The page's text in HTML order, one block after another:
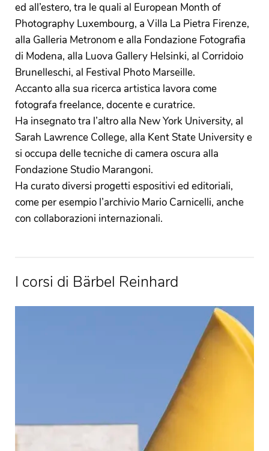
ed all’estero, tra le quali al European Month of
Photography Luxembourg, a Villa La Pietra Firenze,
alla Galleria Metronom e alla Fondazione Fotografia
di Modena, alla Luova Gallery Helsinki, al Corridoio
Brunelleschi, al Festival Photo Marseille.
Accanto alla sua ricerca artistica lavora come
fotografa freelance, docente e curatrice.
Ha insegnato tra l’altro alla New York University, al
Sarah Lawrence College, alla Kent State University e
si occupa delle tecniche di camera oscura alla
Fondazione Studio Marangoni.
Ha curato diversi progetti espositivi ed editoriali,
come per esempio l’archivio Mario Carnicelli, anche
con collaborazioni internazionali.
I corsi di Bärbel Reinhard